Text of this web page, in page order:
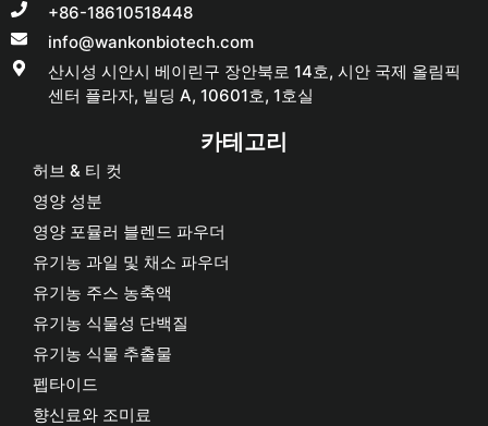
+86-18610518448
info@wankonbiotech.com
산시성 시안시 베이린구 장안북로 14호, 시안 국제 올림픽
센터 플라자, 빌딩 A, 10601호, 1호실
카테고리
허브 & 티 컷
영양 성분
영양 포뮬러 블렌드 파우더
유기농 과일 및 채소 파우더
유기농 주스 농축액
유기농 식물성 단백질
유기농 식물 추출물
펩타이드
향신료와 조미료